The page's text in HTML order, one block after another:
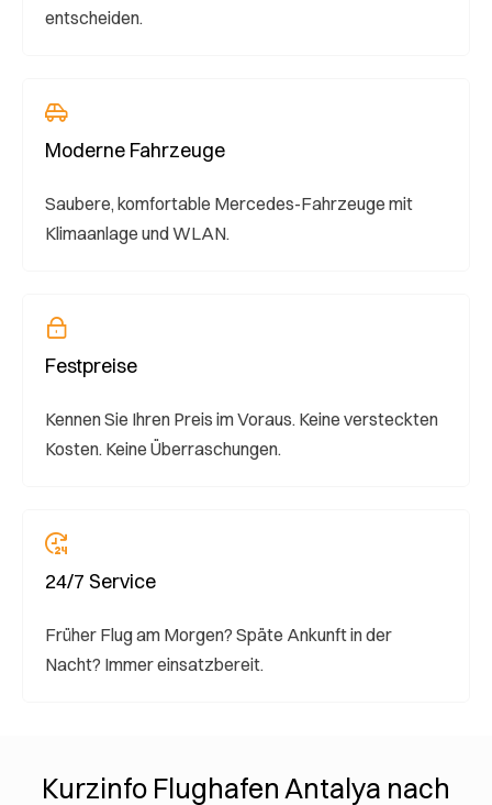
entscheiden.
Moderne Fahrzeuge
Saubere, komfortable Mercedes-Fahrzeuge mit
Klimaanlage und WLAN.
Festpreise
Kennen Sie Ihren Preis im Voraus. Keine versteckten
Kosten. Keine Überraschungen.
24/7 Service
Früher Flug am Morgen? Späte Ankunft in der
Nacht? Immer einsatzbereit.
Kurzinfo Flughafen Antalya nach